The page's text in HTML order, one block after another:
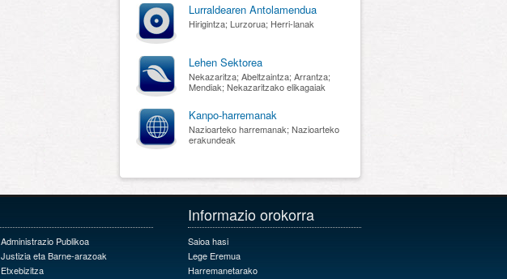
Lurraldearen Antolamendua
Hirigintza; Lurzorua; Herri-lanak
Lehen Sektorea
Nekazaritza; Abeltzaintza; Arrantza;
Mendiak; Nekazaritzako elikagaiak
Kanpo-harremanak
Nazioarteko harremanak; Nazioarteko
erakundeak
Administrazio Publikoa
Justizia eta Barne-arazoak
Etxebizitza
Informazio orokorra
Saioa hasi
Lege Eremua
Harremanetarako